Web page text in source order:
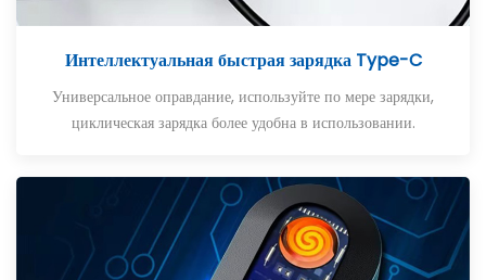
Интеллектуальная быстрая зарядка Type-C
Универсальное оправдание, используйте по мере зарядки,
циклическая зарядка более удобна в использовании.